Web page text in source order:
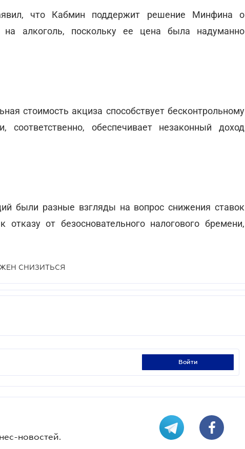
что Кабмин поддержит решение Минфина о
алкоголь, поскольку ее цена была надуманно
стоимость акциза способствует бесконтрольному
обеспечивает незаконный доход
были разные взгляды на вопрос снижения ставок
отказу от безосновательного налогового бремени,
СНИЗИТЬСЯ
войти
новостей.